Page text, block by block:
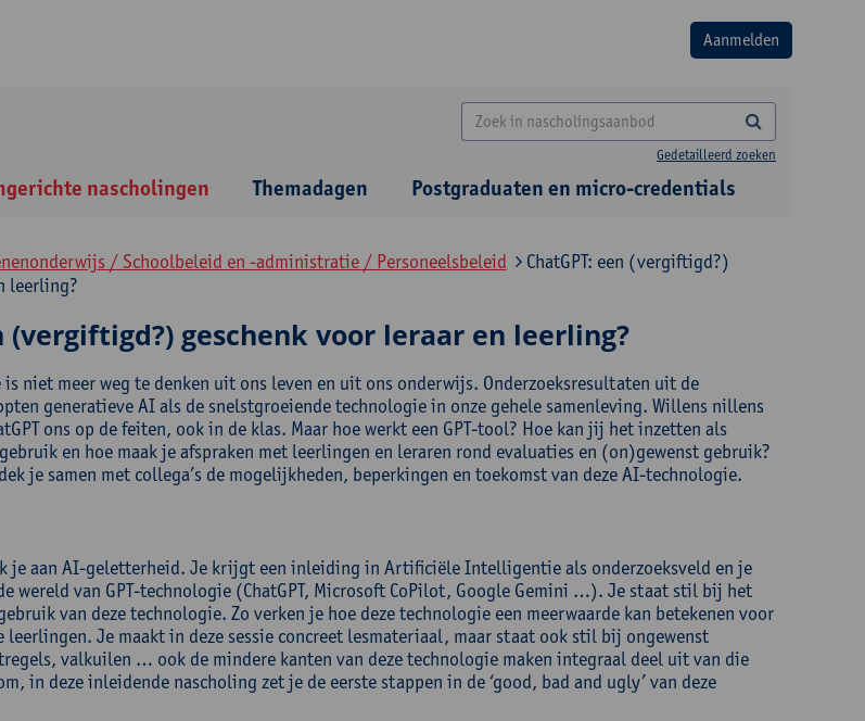
Gedetailleerd zoeken
nascholingen Themadagen Postgraduaten en micro-credentials
/ Schoolbeleid en -administratie / Personeelsbeleid
ChatGPT: een (vergiftigd?)
leerling?
(vergiftigd?) geschenk voor leraar en leerling?
niet meer weg te denken uit ons leven en uit ons onderwijs. Onderzoeksresultaten uit de
generatieve AI als de snelstgroeiende technologie in onze gehele samenleving. Willens nillens
ons op de feiten, ook in de klas. Maar hoe werkt een GPT-tool? Hoe kan jij het inzetten als
en hoe maak je afspraken met leerlingen en leraren rond evaluaties en (on)gewenst gebruik?
je samen met collega’s de mogelijkheden, beperkingen en toekomst van deze AI-technologie.
je aan AI-geletterheid. Je krijgt een inleiding in Artificiële Intelligentie als onderzoeksveld en je
wereld van GPT-technologie (ChatGPT, Microsoft CoPilot, Google Gemini …). Je staat stil bij het
van deze technologie. Zo verken je hoe deze technologie een meerwaarde kan betekenen voor
leerlingen. Je maakt in deze sessie concreet lesmateriaal, maar staat ook stil bij ongewenst
valkuilen … ook de mindere kanten van deze technologie maken integraal deel uit van die
in deze inleidende nascholing zet je de eerste stappen in de ‘good, bad and ugly’ van deze